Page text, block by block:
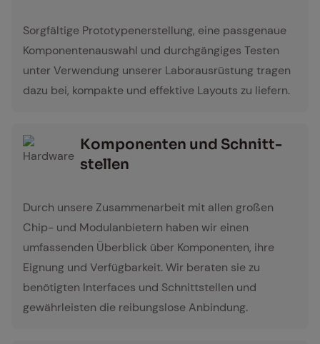
Sorgfältige Prototypenerstellung, eine passgenaue
Komponentenauswahl und durchgängiges Testen
unter Verwendung unserer Laborausrüstung tragen
dazu bei, kompakte und effektive Layouts zu liefern.
Kom­po­nen­ten und Schnitt­
stel­len
Durch unsere Zusammenarbeit mit allen großen
Chip- und Modulanbietern haben wir einen
umfassenden Überblick über Komponenten, ihre
Eignung und Verfügbarkeit. Wir beraten sie zu
benötigten Interfaces und Schnittstellen und
gewährleisten die reibungslose Anbindung.